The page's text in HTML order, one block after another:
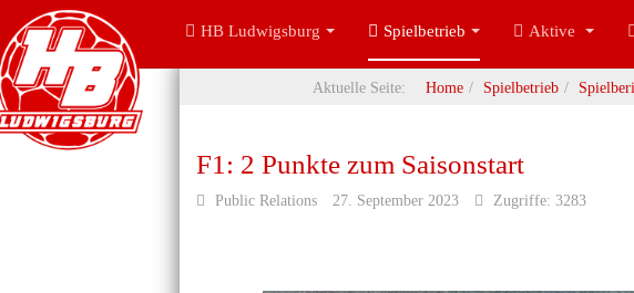
HB Ludwigsburg Spielbetrieb Aktive
Aktuelle Seite: Home Spielbetrieb
F1: 2 Punkte zum Saisonstart
Public Relations 27. September 2023 Zugriffe: 3283